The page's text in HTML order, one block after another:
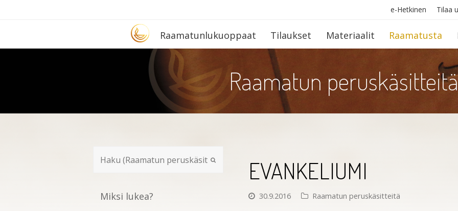
e-Hetkinen Tilaa
EtusivuRaa­ma­tun­lu­ku­op­paat Tilaukset Materiaalit Raamatusta
Raamatun peruskäsitteitä
EVANKELIUMI
30.9.2016 Raamatun peruskäsitteitä
Miksi lukea?